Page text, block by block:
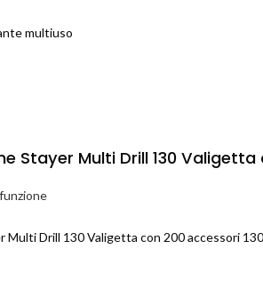
multiuso
Stayer Multi Drill 130 Valigetta
Multi Drill 130 Valigetta con 200 accessori